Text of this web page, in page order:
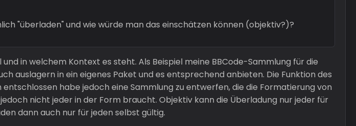
"überladen" und wie würde man das einschätzen können (objektiv?)?
in welchem Kontext es steht. Als Beispiel meine BBCode-Sammlung für die
auslagern in ein eigenes Paket und es entsprechend anbieten. Die Funktion des
habe jedoch eine Sammlung zu entwerfen, die die Formatierung von
nicht jeder in der Form braucht. Objektiv kann die Überladung nur jeder für
dann auch nur für jeden selbst gültig.